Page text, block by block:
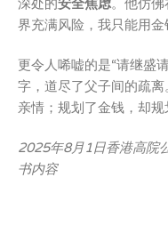
界充满风险，我只能用
更令人唏嘘的是“请继盛
字，道尽了父子间的疏
亲情；规划了金钱，却
2025年8月1日香港高院
书内容